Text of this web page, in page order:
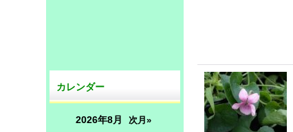
カレンダー
2026年8月 次月»